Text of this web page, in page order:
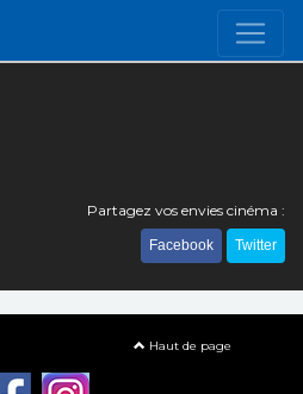
Partagez vos envies cinéma :
Facebook Twitter
Haut de page